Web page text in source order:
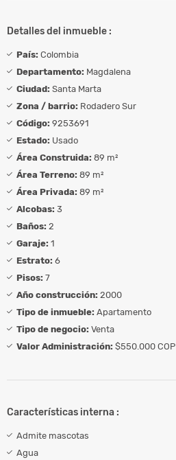
Detalles del inmueble :
País: Colombia
Departamento: Magdalena
Ciudad: Santa Marta
Zona / barrio: Rodadero Sur
Código: 9253691
Estado: Usado
Área Construida: 89 m²
Área Terreno: 89 m²
Área Privada: 89 m²
Alcobas: 3
Baños: 2
Garaje: 1
Estrato: 6
Pisos: 7
Año construcción: 2000
Tipo de inmueble: Apartamento
Tipo de negocio: Venta
Valor Administración: $550.000 COP
Características interna :
Admite mascotas
Agua